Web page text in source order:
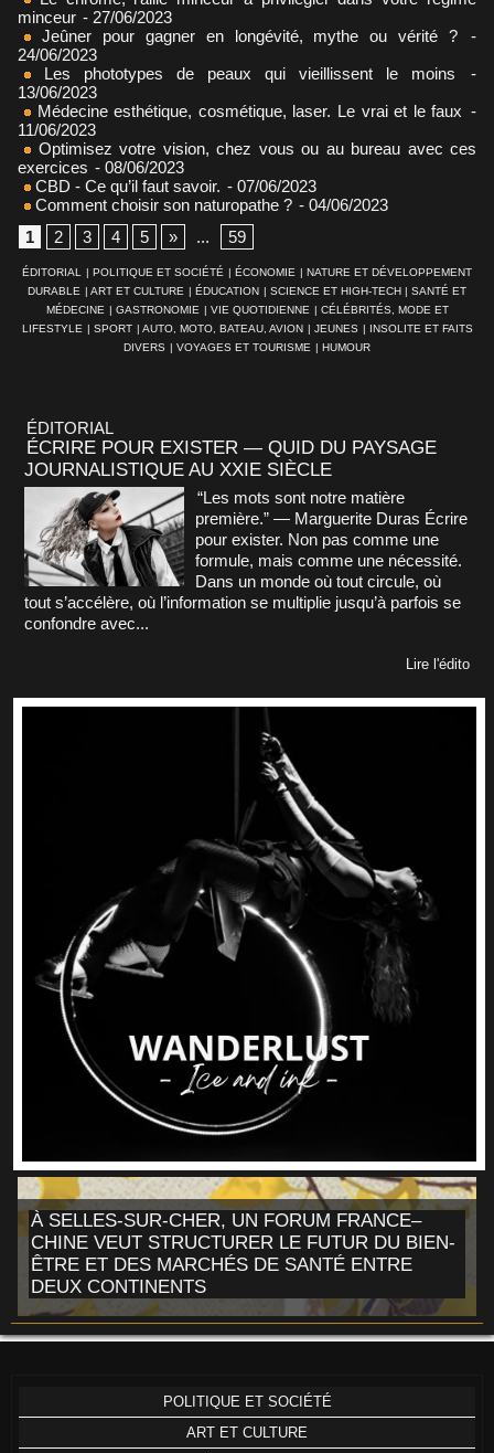
minceur - 27/06/2023
Jeûner pour gagner en longévité, mythe ou vérité ?
-
24/06/2023
Les phototypes de peaux qui vieillissent le moins
-
13/06/2023
Médecine esthétique, cosmétique, laser. Le vrai et le faux -
11/06/2023
Optimisez votre vision, chez vous ou au bureau avec ces
exercices - 08/06/2023
CBD - Ce qu’il faut savoir. - 07/06/2023
Comment choisir son naturopathe ? - 04/06/2023
1
2 3 4 5 » ... 59
ÉDITORIAL | POLITIQUE ET SOCIÉTÉ | ÉCONOMIE | NATURE ET DÉVELOPPEMENT
DURABLE | ART ET CULTURE | ÉDUCATION | SCIENCE ET HIGH-TECH | SANTÉ ET
MÉDECINE | GASTRONOMIE | VIE QUOTIDIENNE | CÉLÉBRITÉS, MODE ET
LIFESTYLE | SPORT | AUTO, MOTO, BATEAU, AVION | JEUNES | INSOLITE ET FAITS
DIVERS | VOYAGES ET TOURISME | HUMOUR
ÉDITORIAL
ÉCRIRE POUR EXISTER — QUID DU PAYSAGE
JOURNALISTIQUE AU XXIE SIÈCLE
“Les mots sont notre matière
première.” — Marguerite Duras Écrire
pour exister. Non pas comme une
formule, mais comme une nécessité.
Dans un monde où tout circule, où
tout s’accélère, où l’information se multiplie jusqu’à parfois se
confondre avec...
Lire l'édito
À SELLES-SUR-CHER, UN FORUM FRANCE–
CHINE VEUT STRUCTURER LE FUTUR DU BIEN-
ÊTRE ET DES MARCHÉS DE SANTÉ ENTRE
DEUX CONTINENTS
POLITIQUE ET SOCIÉTÉ
ART ET CULTURE